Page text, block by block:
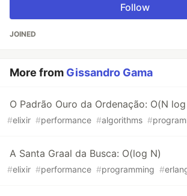
Follow
JOINED
More from Gissandro Gama
O Padrão Ouro da Ordenação: O(N
#elixir #performance #algorithms #
A Santa Graal da Busca: O(log N)
#elixir #performance #programming #